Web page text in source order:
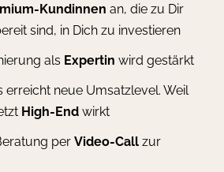
Kundinnen an, die zu Dir
sind, in Dich zu investieren
als Expertin wird gestärkt
erreicht neue Umsatzlevel. Weil
High-Endwirkt
per Video-Callzur